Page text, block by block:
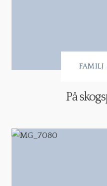
FAMILJ
På